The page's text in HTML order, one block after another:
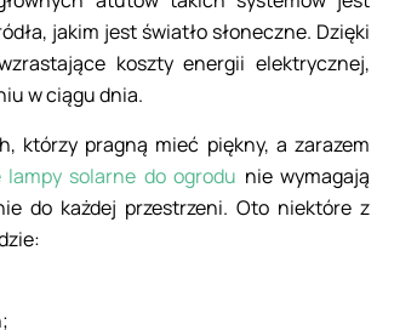
jakim jest światło słoneczne. Dzięki
koszty energii elektrycznej,
w ciągu dnia.
którzy pragną mieć piękny, a zarazem
lampy solarne do ogrodu nie wymagają
do każdej przestrzeni. Oto niektóre z